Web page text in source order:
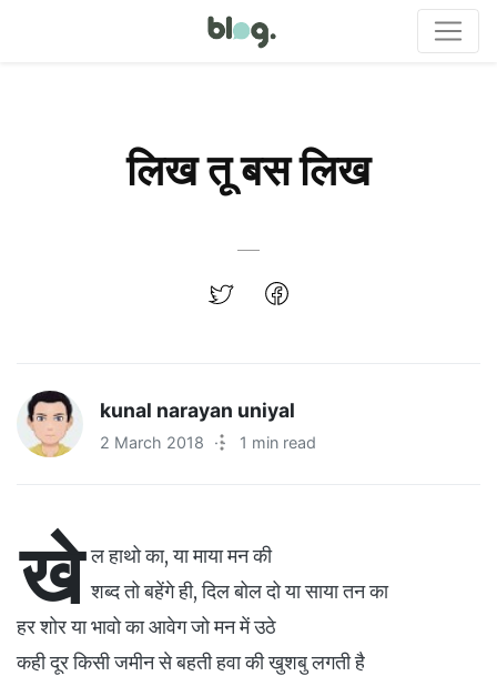
लिख तू बस लिख
kunal narayan uniyal
2 March 2018 · 1 min read
खे ल हाथो का, या माया मन की
शब्द तो बहेंगे ही, दिल बोल दो या साया तन का
हर शोर या भावो का आवेग जो मन में उठे
कही दूर किसी जमीन से बहती हवा की खुशबु लगती है